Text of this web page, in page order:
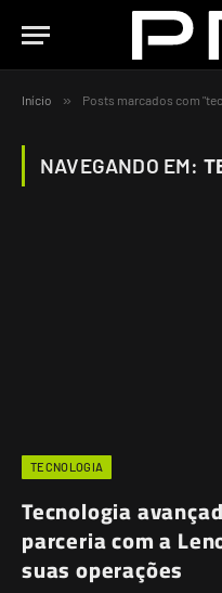
Início » Posts marcados com
NAVEGANDO EM:
TECNOLOGIA
Tecnologia
parceria com a
suas operações